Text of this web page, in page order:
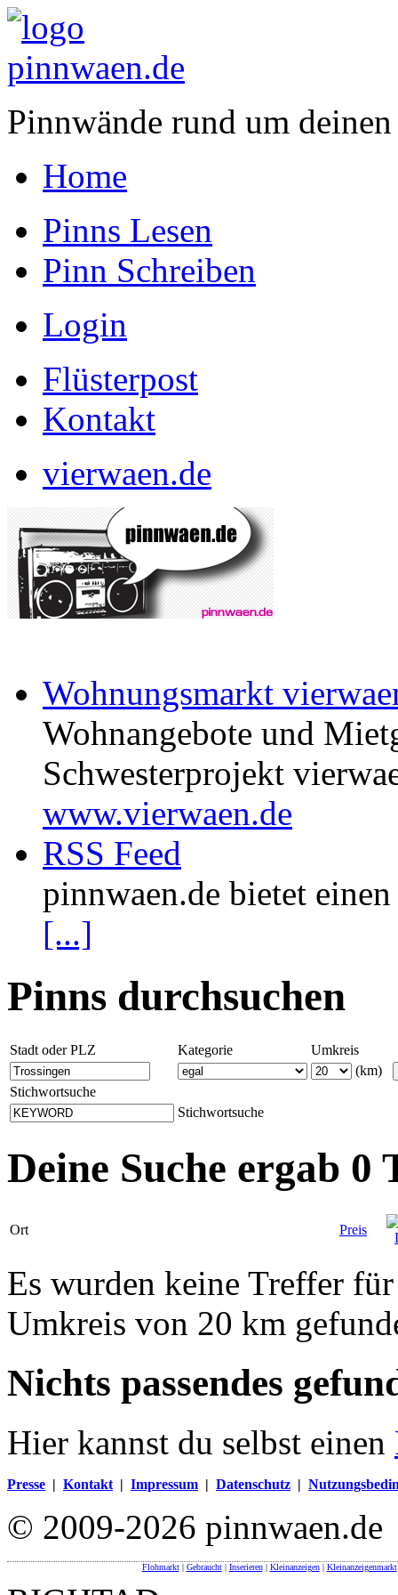
Pinnwände rund um
Home
Pinns Lesen
Pinn Schreiben
Login
Flüsterpost
Kontakt
vierwaen.de
Wohnungsmarkt
Wohnangebote und
Schwesterprojekt
www.vierwaen.de
RSS Feed
pinnwaen.de bietet
[...]
Pinns durchsuchen
Stadt oder PLZ Kategorie
Umkreis
(km)
Stichwortsuche
Stichwortsuche
Deine Suche ergab 0
Ort Preis
Es wurden keine Treffer
Umkreis von 20 km
Nichts passendes
Hier kannst du selbst einen
Presse | Kontakt | Impressum | Datenschutz |
© 2009-2026 pinnwaen.de
Flohmarkt| Gebraucht| Inserieren| Kleinanzeigen| Kleinanzeigenmarkt